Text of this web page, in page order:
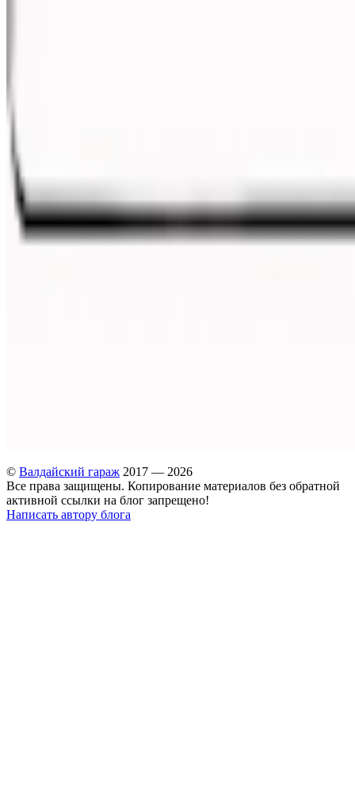
© Валдайский гараж 2017 — 2026
Все права защищены. Копирование материалов без обратной
активной ссылки на блог запрещено!
Написать автору блога